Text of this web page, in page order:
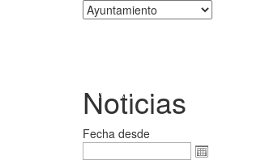
Noticias
Fecha desde